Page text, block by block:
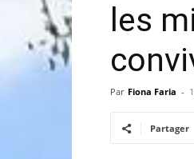
les
Par Fiona Faria -
Partager